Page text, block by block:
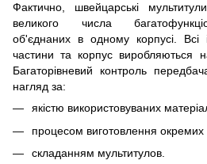
Фактично, швейцарські
великого числа
об'єднаних в одному корпусі. Всі
частини та корпус виробляються
Багаторівневий контроль
нагляд за:
якістю використовуваних
процесом виготовлення окремих
складанням мультитулов.